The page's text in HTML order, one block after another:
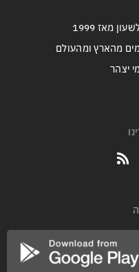
מאז 1999
מהארץ ומהעולם
יצהר